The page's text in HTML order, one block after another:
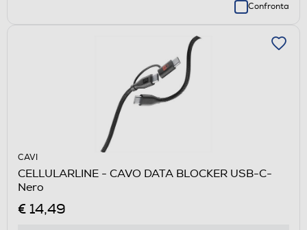
Confronta
CAVI
CELLULARLINE - CAVO DATA BLOCKER USB-C-
Nero
€ 14,49